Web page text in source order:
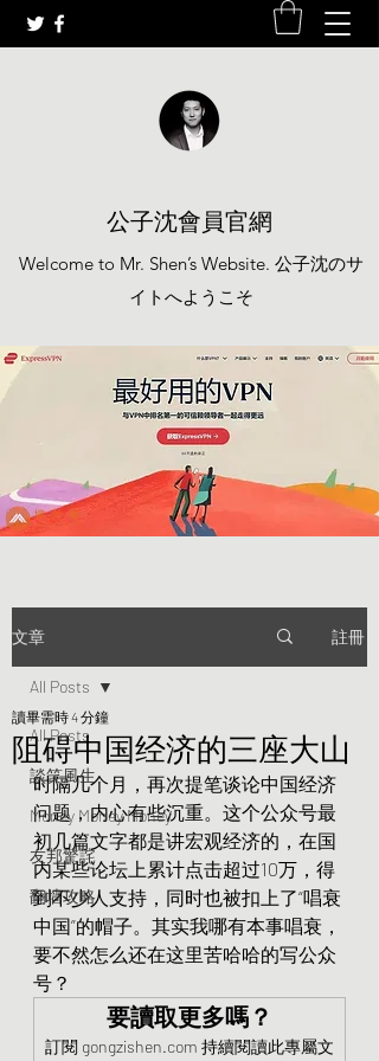
公子沈會員官網
Welcome to Mr. Shen’s Website. 公子沈のサ
イトへようこそ
文章 註冊
All Posts
談笑風生
Money Money Money
友邦驚詫
翻墙攻略
All Posts
阻碍中国经济的三座大山
讀畢需時 4 分鐘
时隔几个月，再次提笔谈论中国经济
问题，内心有些沉重。这个公众号最
初几篇文字都是讲宏观经济的，在国
内某些论坛上累计点击超过10万，得
到不少人支持，同时也被扣上了“唱衰
中国”的帽子。其实我哪有本事唱衰，
要不然怎么还在这里苦哈哈的写公众
号？
要讀取更多嗎？
訂閱 gongzishen.com 持續閱讀此專屬文